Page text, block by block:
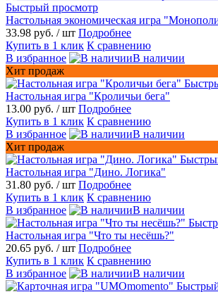
Быстрый просмотр
Настольная экономическая игра
33.98 руб. / шт Подробнее
Купить в 1 клик К сравнению
В избранное
В наличии
Хит продаж
Настольная игра "Кроличьи бега"
13.00 руб. / шт Подробнее
Купить в 1 клик К сравнению
В избранное
В наличии
Хит продаж
Настольная игра "Дино. Логика"
31.80 руб. / шт Подробнее
Купить в 1 клик К сравнению
В избранное
В наличии
Настольная игра "Что ты несёшь?"
20.65 руб. / шт Подробнее
Купить в 1 клик К сравнению
В избранное
В наличии